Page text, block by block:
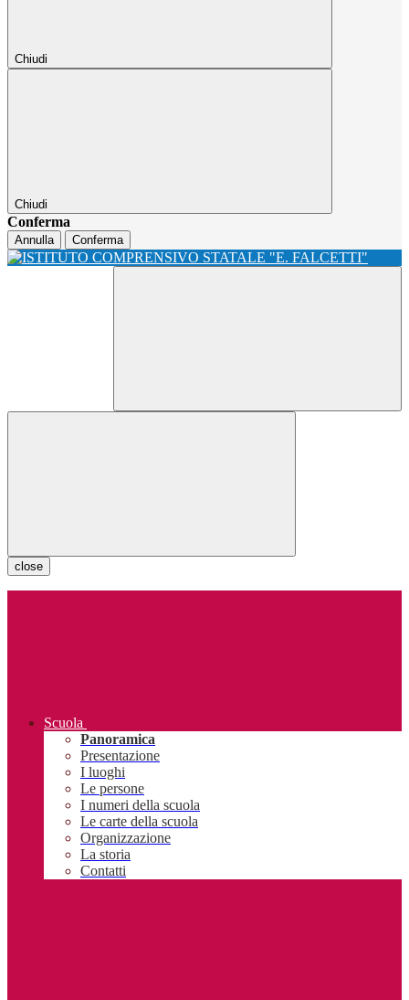
Chiudi
Chiudi
Conferma
Annulla Conferma
close
Scuola
Panoramica
Presentazione
I luoghi
Le persone
I numeri della scuola
Le carte della scuola
Organizzazione
La storia
Contatti